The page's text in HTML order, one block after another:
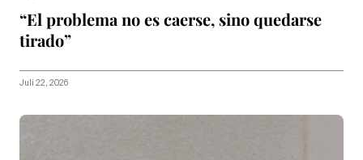
“El problema no es caerse, sino quedarse
tirado”
Juli 22, 2026